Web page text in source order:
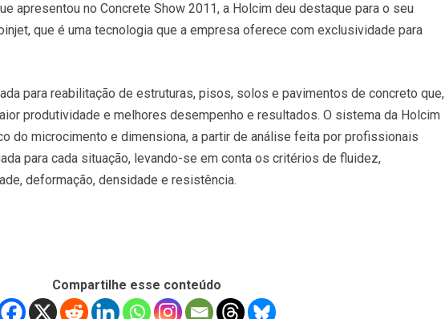
apresentou no Concrete Show 2011, a Holcim deu destaque para o seu
que é uma tecnologia que a empresa oferece com exclusividade para
para reabilitação de estruturas, pisos, solos e pavimentos de concreto que,
produtividade e melhores desempenho e resultados. O sistema da Holcim
do microcimento e dimensiona, a partir de análise feita por profissionais
para cada situação, levando-se em conta os critérios de fluidez,
deformação, densidade e resistência.
Compartilhe esse conteúdo